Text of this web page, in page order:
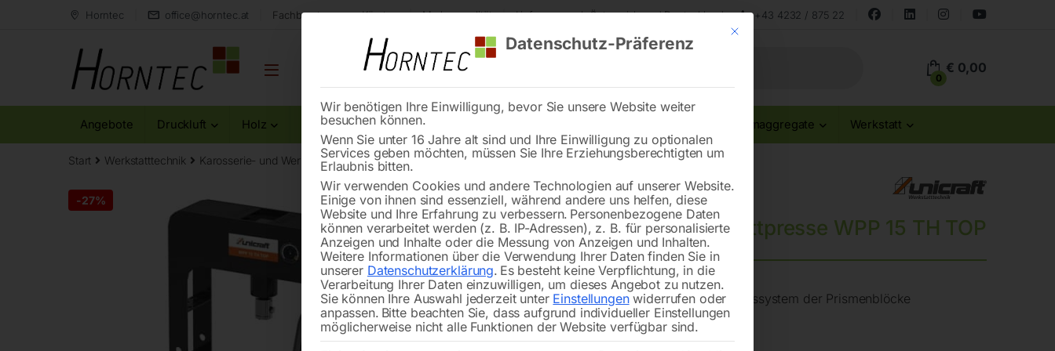
Horntec office@horntec.at Fachberatung aus Kärnten Markenqualität Lieferung nach Österreich und Deutschland +43 4232 / 875 22
0
€ 0,00
Angebote Druckluft Holz Metall Reinigung Stromaggregate Werkstatt
Start Werkstatttechnik Karosserie- und Werkstattgeräte Hydraulische Werkstattpresse WPP 15 TH TOP
-27% 🔍
Hydraulische Werkstattpresse WPP 15 TH TOP
Hochwertige Presse mit patentiertem Führungssystem der Prismenblöcke
Mit diesem Button wird der Dialog geschlossen. Seine Funktionalität ist
Datenschutz-Präferenz
Wir benötigen Ihre Einwilligung, bevor Sie unsere Website weiter
besuchen können.
Wenn Sie unter 16 Jahre alt sind und Ihre Einwilligung zu optionalen
Services geben möchten, müssen Sie Ihre Erziehungsberechtigten um
Erlaubnis bitten.
Wir verwenden Cookies und andere Technologien auf unserer Website.
Einige von ihnen sind essenziell, während andere uns helfen, diese
Website und Ihre Erfahrung zu verbessern. Personenbezogene Daten
können verarbeitet werden (z. B. IP-Adressen), z. B. für personalisierte
Anzeigen und Inhalte oder die Messung von Anzeigen und Inhalten.
Weitere Informationen über die Verwendung Ihrer Daten finden Sie in
unserer Datenschutzerklärung. Es besteht keine Verpflichtung, in die
Verarbeitung Ihrer Daten einzuwilligen, um dieses Angebot zu nutzen.
Sie können Ihre Auswahl jederzeit unter Einstellungenwiderrufen oder
anpassen. Bitte beachten Sie, dass aufgrund individueller Einstellungen
möglicherweise nicht alle Funktionen der Website verfügbar sind.